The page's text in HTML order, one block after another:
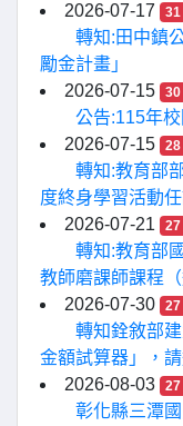
2026-07-17
31
轉知:田中鎮
勵金計畫」
2026-07-15
30
公告:115年
2026-07-15
28
轉知:教育部
度終身學習活動
2026-07-21
27
轉知:教育部
教師磨課師課程
2026-07-30
27
轉知銓敘部
金額試算器」，
2026-08-03
27
彰化縣三潭